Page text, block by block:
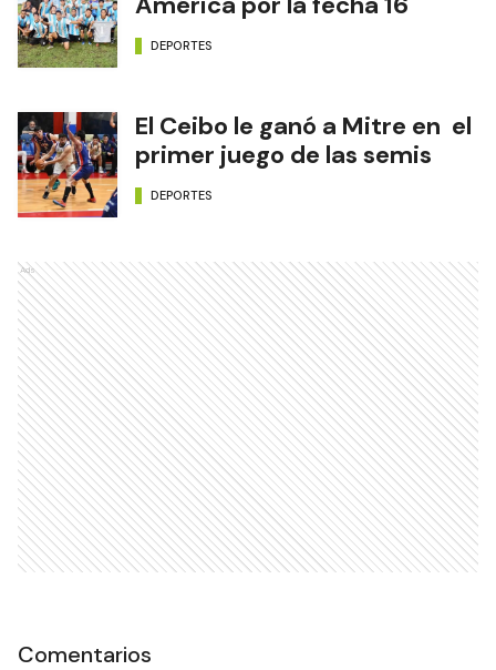
DEPORTES
El Ceibo le ganó a Mitre en el
primer juego de las semis
DEPORTES
Ads
Comentarios